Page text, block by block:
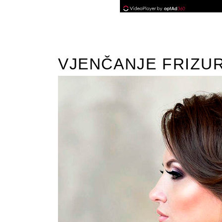
VJENČANJE